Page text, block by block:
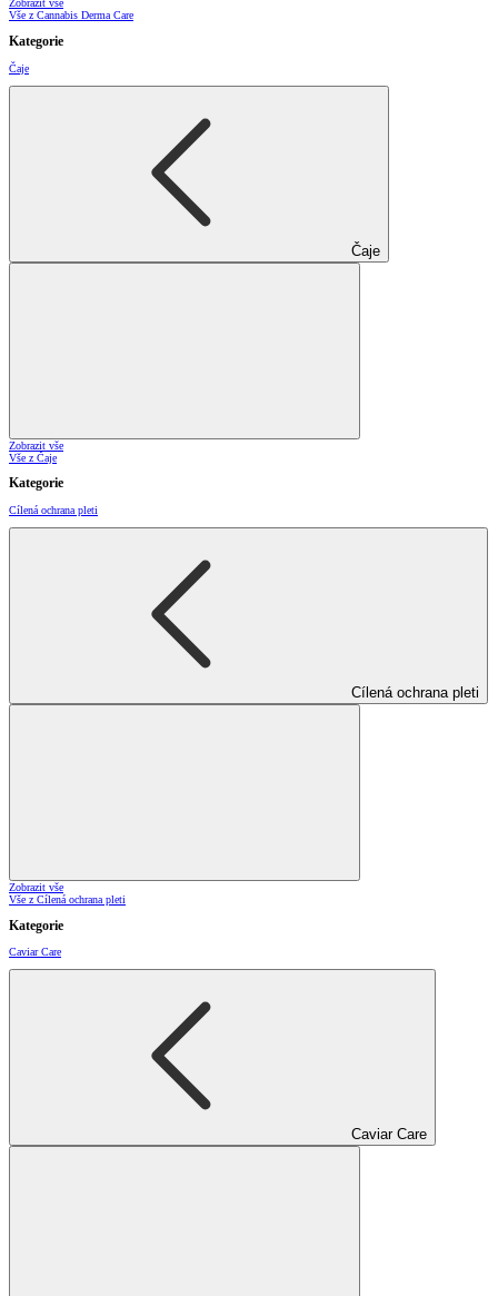
Zobrazit vše
Vše z Cannabis Derma Care
Kategorie
Čaje
Čaje
Zobrazit vše
Vše z Čaje
Kategorie
Cílená ochrana pleti
Cílená ochrana pleti
Zobrazit vše
Vše z Cílená ochrana pleti
Kategorie
Caviar Care
Caviar Care